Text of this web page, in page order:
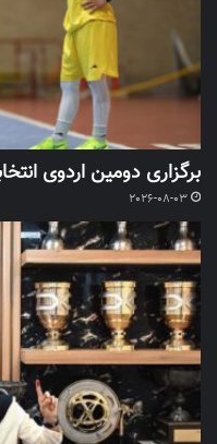
برگزاری دومین اردوی
2026-08-03